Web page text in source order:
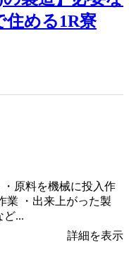
住める1R寮
原料を機械に投入作
業 ・出来上がった製
ど...
詳細を表示